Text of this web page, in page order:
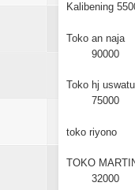
Kalibening
Toko an naja
90000
Toko hj
75000
toko riyono
TOKO
32000